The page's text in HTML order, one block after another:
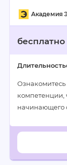
Академия
бесплатно
Длительность
компетенции,
начинающего